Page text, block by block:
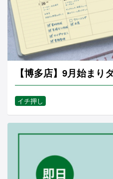
【博多店】9月始まり
イチ押し